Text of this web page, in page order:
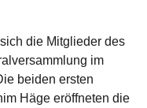
die Mitglieder des
im
beiden ersten
Häge eröffneten die